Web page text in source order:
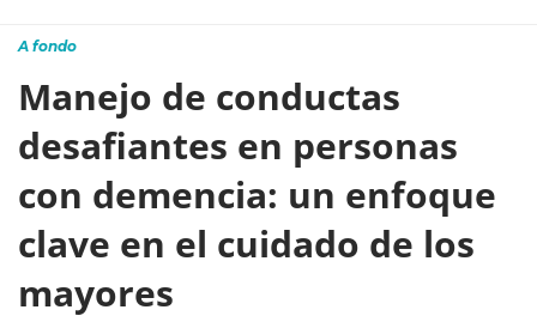
A fondo
Manejo de conductas
desafiantes en personas
con demencia: un enfoque
clave en el cuidado de los
mayores